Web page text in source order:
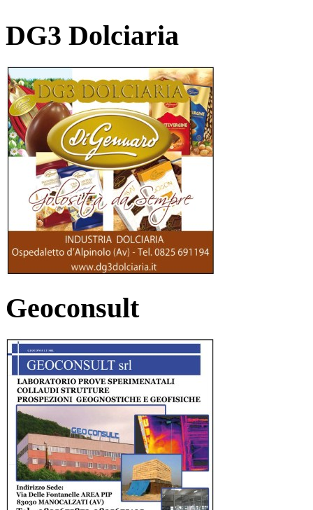
DG3 Dolciaria
Geoconsult